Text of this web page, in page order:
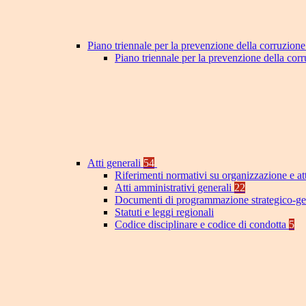
Piano triennale per la prevenzione della
Piano triennale per la prevenzione della
Atti generali 54
Riferimenti normativi su organizzazione e
Atti amministrativi generali 22
Documenti di programmazione strategico-
Statuti e leggi regionali
Codice disciplinare e codice di condotta 5